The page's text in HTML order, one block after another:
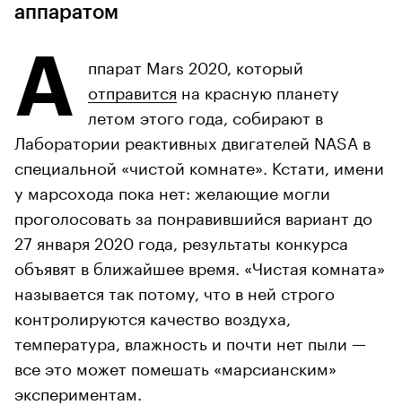
аппаратом
А
ппарат Mars 2020, который
отправится на красную планету
летом этого года, собирают в
Лаборатории реактивных двигателей NASA в
специальной «чистой комнате». Кстати, имени
у марсохода пока нет: желающие могли
проголосовать за понравившийся вариант до
27 января 2020 года, результаты конкурса
объявят в ближайшее время. «Чистая комната»
называется так потому, что в ней строго
контролируются качество воздуха,
температура, влажность и почти нет пыли —
все это может помешать «марсианским»
экспериментам.